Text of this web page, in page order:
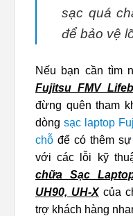
sạc quá
để bảo vệ
Nếu bạn cần tìm
Fujitsu FMV
đừng quên tham
dòng sạc laptop
chỗ để có thêm
với các lỗi kỹ
chữa Sạc
UH90, UH-Xcủa
trợ khách hàng